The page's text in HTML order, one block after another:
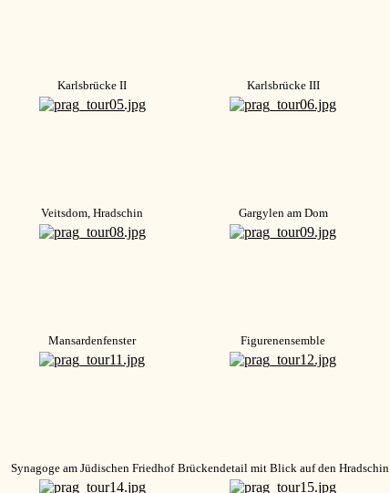
Karlsbrücke II Karlsbrücke III
Veitsdom, Hradschin Gargylen am Dom
Mansardenfenster Figurenensemble
Synagoge am Jüdischen Friedhof Brückendetail mit Blick auf den Hradschin